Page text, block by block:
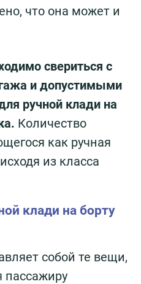
что она может и
свериться с
и допустимыми
ручной клади на
Количество
как ручная
из класса
клади на борту
собой те вещи,
пассажиру